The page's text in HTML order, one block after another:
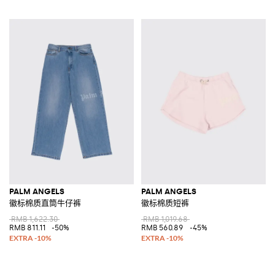
PALM ANGELS
徽标棉质直筒牛仔裤
RMB 1,622.30
RMB 811.11
-50%
PALM ANGELS
徽标棉质短裤
RMB 1,019.68
RMB 560.89
-45%